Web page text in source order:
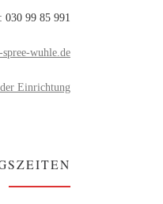
030 99 85 991
wuhle.de
Einrichtung